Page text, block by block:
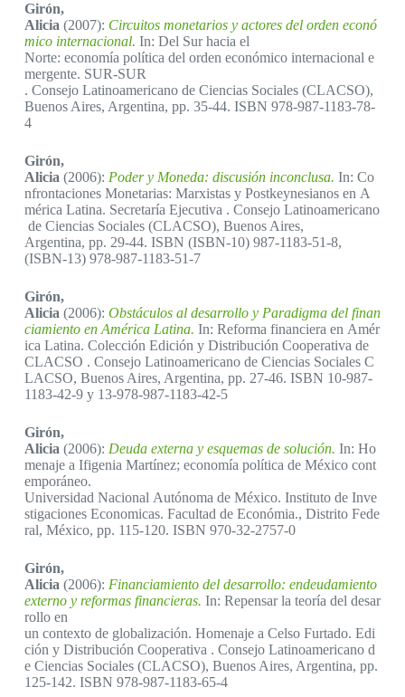
Girón,
Alicia (2007): Circuitos monetarios y actores del orden econó
mico internacional. In: Del Sur hacia el
Norte: economía política del orden económico internacional e
mergente. SUR-SUR
. Consejo Latinoamericano de Ciencias Sociales (CLACSO),
Buenos Aires, Argentina, pp. 35-44. ISBN 978-987-1183-78-
4
Girón,
Alicia (2006): Poder y Moneda: discusión inconclusa. In: Co
nfrontaciones Monetarias: Marxistas y Postkeynesianos en A
mérica Latina. Secretaría Ejecutiva . Consejo Latinoamericano
de Ciencias Sociales (CLACSO), Buenos Aires,
Argentina, pp. 29-44. ISBN (ISBN-10) 987-1183-51-8,
(ISBN-13) 978-987-1183-51-7
Girón,
Alicia (2006): Obstáculos al desarrollo y Paradigma del finan
ciamiento en América Latina. In: Reforma financiera en Amér
ica Latina. Colección Edición y Distribución Cooperativa de
CLACSO . Consejo Latinoamericano de Ciencias Sociales C
LACSO, Buenos Aires, Argentina, pp. 27-46. ISBN 10-987-
1183-42-9 y 13-978-987-1183-42-5
Girón,
Alicia (2006): Deuda externa y esquemas de solución. In: Ho
menaje a Ifigenia Martínez; economía política de México cont
emporáneo.
Universidad Nacional Autónoma de México. Instituto de Inve
stigaciones Economicas. Facultad de Económia., Distrito Fede
ral, México, pp. 115-120. ISBN 970-32-2757-0
Girón,
Alicia (2006): Financiamiento del desarrollo: endeudamiento
externo y reformas financieras. In: Repensar la teoría del desar
rollo en
un contexto de globalización. Homenaje a Celso Furtado. Edi
ción y Distribución Cooperativa . Consejo Latinoamericano d
e Ciencias Sociales (CLACSO), Buenos Aires, Argentina, pp.
125-142. ISBN 978-987-1183-65-4